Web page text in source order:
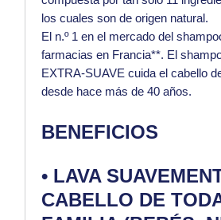
los cuales son de origen natural.
El n.º 1 en el mercado del
farmacias en Francia**. El
EXTRA-SUAVE cuida el cabello
desde hace más de 40 años.
BENEFICIOS
• LAVA
CABELLO DE